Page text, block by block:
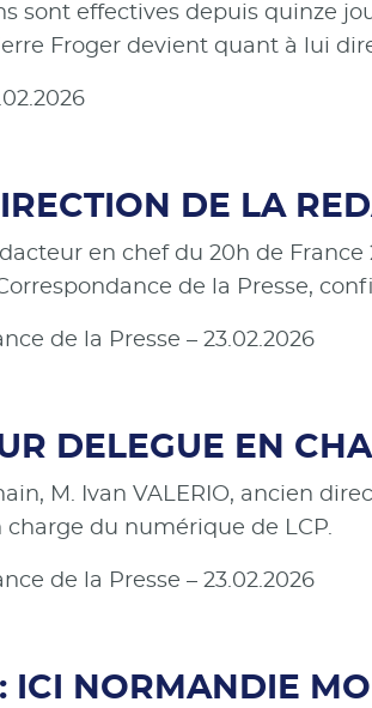
sont effectives depuis quinze
Froger devient quant à lui
DE LA
en chef du 20h de
Correspondance de la Presse,
de la Presse – 23.02.2026
DELEGUE EN
M. Ivan VALERIO, ancien
du numérique de LCP.
de la Presse – 23.02.2026
ICI NORMANDIE